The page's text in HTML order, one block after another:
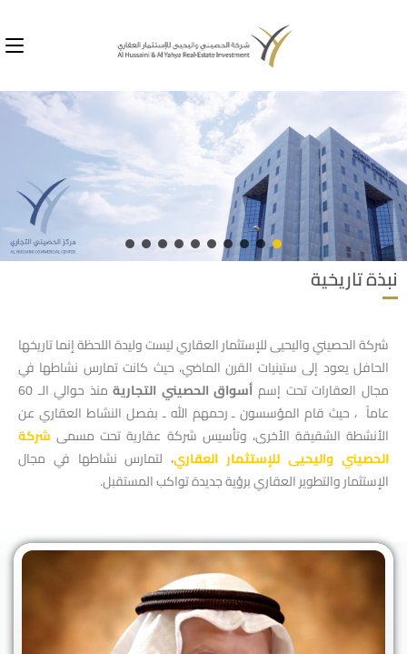
نبذة تاريخية
شركة الحصيني واليحيى للإستثمار العقاري ليست وليدة اللحظة إنما تاريخها
الحافل يعود إلى ستينيات القرن الماضي، حيث كانت تمارس نشاطها في
مجال العقارات تحت إسم أسواق الحصيني التجارية
منذ حوالي الـ 60
عاماً ، حيث قام المؤسسون ـ رحمهم الله ـ بفصل النشاط العقاري عن
الأنشطة الشقيقة الأخرى، وتأسيس شركة عقارية تحت مسمى شركة
الحصيني واليحيى للإستثمار العقاري، لتمارس نشاطها في مجال
الإستثمار والتطوير العقاري برؤية جديدة تواكب المستقبل.